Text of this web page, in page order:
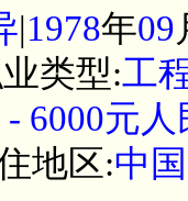
|1978年09
类型:工
- 6000元
地区:中